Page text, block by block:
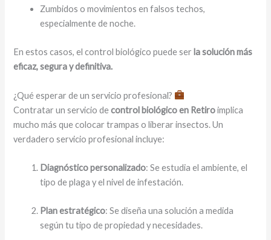
Zumbidos o movimientos en falsos techos,
especialmente de noche.
En estos casos, el control biológico puede ser la solución más
eficaz, segura y definitiva.
¿Qué esperar de un servicio profesional?
Contratar un servicio decontrol biológico en Retiroimplica
mucho más que colocar trampas o liberar insectos. Un
verdadero servicio profesional incluye:
Diagnóstico personalizado: Se estudia el ambiente, el
tipo de plaga y el nivel de infestación.
Plan estratégico: Se diseña una solución a medida
según tu tipo de propiedad y necesidades.